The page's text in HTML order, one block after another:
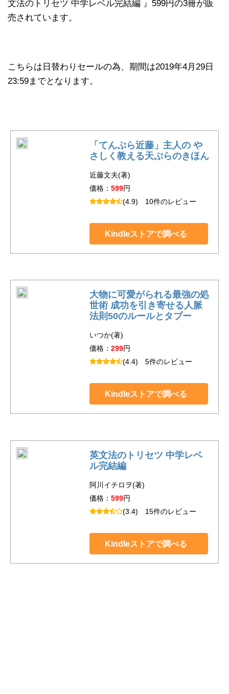
文法のトリセツ 中学レベル完結編 』599円の3冊が販
売されています。
こちらは日替わりセールの為、期間は2019年4月29日
23:59までとなります。
「てんぷら近藤」主人の や
さしく教える天ぷらのきほん
近藤文夫(著)
価格： 599円
(4.9) 10件のレビュー
Kindleストアで調べる
大物に可愛がられる最強の処
世術 成功を引き寄せる人脈
法則50のルールとタブー
いつか(著)
価格： 299円
(4.4) 5件のレビュー
Kindleストアで調べる
英文法のトリセツ 中学レベ
ル完結編
阿川イチロヲ(著)
価格： 599円
(3.4) 15件のレビュー
Kindleストアで調べる